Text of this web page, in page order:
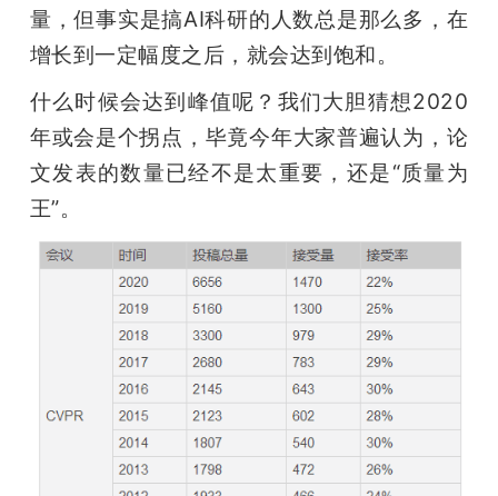
量，但事实是搞AI科研的人数总是那么多，在
增长到一定幅度之后，就会达到饱和。
什么时候会达到峰值呢？我们大胆猜想2020
年或会是个拐点，毕竟今年大家普遍认为，论
文发表的数量已经不是太重要，还是“质量为
王”。